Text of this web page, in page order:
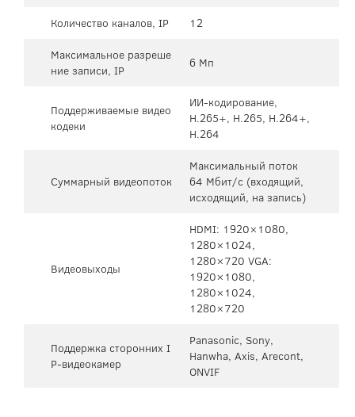
Количество каналов, IP
12
Максимальное разреше
ние записи, IP
6 Мп
Поддерживаемые видео
кодеки
ИИ-кодирование,
H.265+, H.265, H.264+,
H.264
Суммарный видеопоток
Максимальный поток
64 Мбит/с (входящий,
исходящий, на запись)
Видеовыходы
HDMI: 1920×1080,
1280×1024,
1280×720 VGA:
1920×1080,
1280×1024,
1280×720
Поддержка сторонних I
P-видеокамер
Panasonic, Sony,
Hanwha, Axis, Arecont,
ONVIF